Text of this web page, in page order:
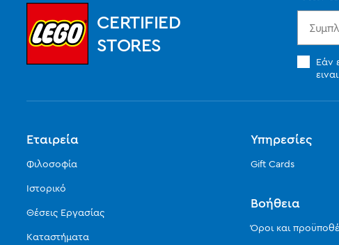
CERTIFIED
STORES
Εάν
Εταιρεία
Φιλοσοφία
Ιστορικό
Θέσεις Εργασίας
Καταστήματα
Υπηρεσίες
Gift Cards
Βοήθεια
Όροι και